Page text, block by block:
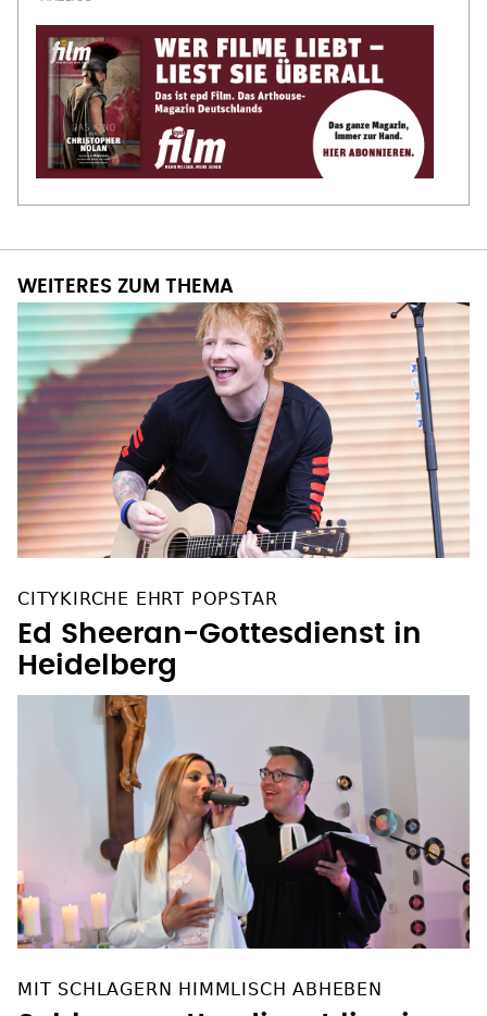
WEITERES ZUM THEMA
CITYKIRCHE EHRT POPSTAR
Ed Sheeran-Gottesdienst in
Heidelberg
MIT SCHLAGERN HIMMLISCH ABHEBEN